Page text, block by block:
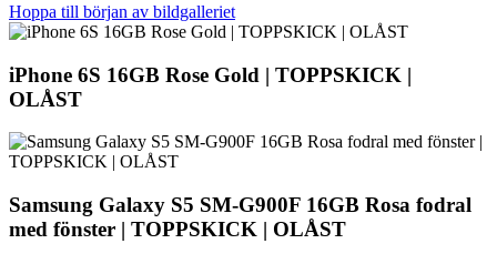
Hoppa till början av bildgalleriet
iPhone 6S 16GB Rose Gold | TOPPSKICK |
OLÅST
Samsung Galaxy S5 SM-G900F 16GB Rosa fodral
med fönster | TOPPSKICK | OLÅST